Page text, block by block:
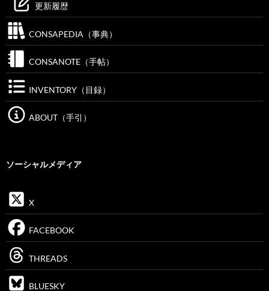
更新履歴
CONSAPEDIA（事典）
CONSANOTE（手帖）
INVENTORY（目録）
ABOUT（手引）
ソーシャルメディア
X
FACEBOOK
THREADS
BLUESKY